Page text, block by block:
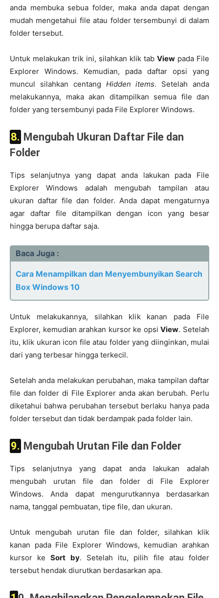
anda membuka sebua folder, maka anda dapat dengan
mudah mengetahui file atau folder tersembunyi di dalam
folder tersebut.
Untuk melakukan trik ini, silahkan klik tab View pada File
Explorer Windows. Kemudian, pada daftar opsi yang
muncul silahkan centang Hidden items. Setelah anda
melakukannya, maka akan ditampilkan semua file dan
folder yang tersembunyi pada File Explorer Windows.
8. Mengubah Ukuran Daftar File dan
Folder
Tips selanjutnya yang dapat anda lakukan pada File
Explorer Windows adalah mengubah tampilan atau
ukuran daftar file dan folder. Anda dapat mengaturnya
agar daftar file ditampilkan dengan icon yang besar
hingga berupa daftar saja.
Baca Juga :
Cara Menampilkan dan Menyembunyikan Search
Box Windows 10
Untuk melakukannya, silahkan klik kanan pada File
Explorer, kemudian arahkan kursor ke opsiView. Setelah
itu, klik ukuran icon file atau folder yang diinginkan, mulai
dari yang terbesar hingga terkecil.
Setelah anda melakukan perubahan, maka tampilan daftar
file dan folder di File Explorer anda akan berubah. Perlu
diketahui bahwa perubahan tersebut berlaku hanya pada
folder tersebut dan tidak berdampak pada folder lain.
9. Mengubah Urutan File dan Folder
Tips selanjutnya yang dapat anda lakukan adalah
mengubah urutan file dan folder di File Explorer
Windows. Anda dapat mengurutkannya berdasarkan
nama, tanggal pembuatan, tipe file, dan ukuran.
Untuk mengubah urutan file dan folder, silahkan klik
kanan pada File Explorer Windows, kemudian arahkan
kursor keSort by. Setelah itu, pilih file atau folder
tersebut hendak diurutkan berdasarkan apa.